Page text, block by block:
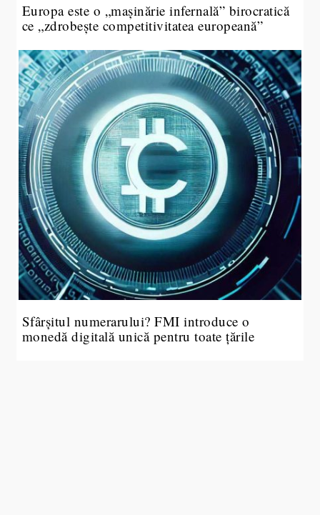
Europa este o „mașinărie infernală” birocratică
ce „zdrobește competitivitatea europeană”
Sfârșitul numerarului? FMI introduce o
monedă digitală unică pentru toate țările